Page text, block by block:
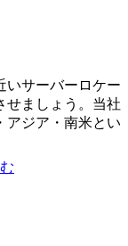
いサーバーロケー
せましょう。当社
アジア・南米とい